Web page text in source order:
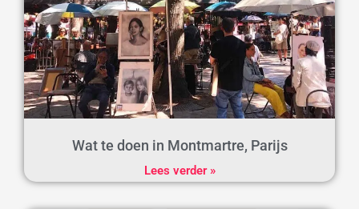
Wat te doen in Montmartre, Parijs
Lees verder »